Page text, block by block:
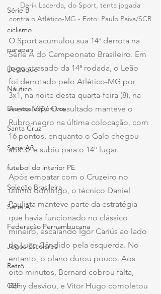
Série B
ciclismo
parapan
Destaque
Náutico
Eventos esportivos
Santa Cruz
Série A3
futebol do interior PE
Seleção Brasileira
Série A
Federação Pernambucana
Jogos Escolares
Retrô
CBF
Derik Lacerda, do Sport, tenta jogada
contra o Atlético-MG - Foto: Paulo Paiva/SCR
O Sport acumulou sua 14ª derrota na
Série A do Campeonato Brasileiro. Em
jogo atrasado da 14ª rodada, o Leão
foi derrotado pelo Atlético-MG por
3x1, na noite desta quarta-feira (8), na
Arena MRV. O resultado manteve o
Rubro-negro na última colocação, com
16 pontos, enquanto o Galo chegou
aos 32 e subiu para o 14º lugar.
Após empatar com o Cruzeiro no
último domingo, o técnico Daniel
Paulista manteve parte da estratégia
que havia funcionado no clássico
mineiro, escalando Igor Cariús ao lado
de Luan Cândido pela esquerda. No
entanto, o plano durou pouco. Aos
oito minutos, Bernard cobrou falta,
Rony desviou, e Vitor Hugo completou